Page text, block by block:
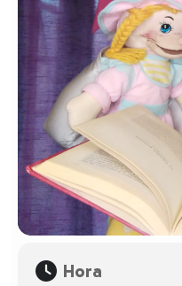
Hora